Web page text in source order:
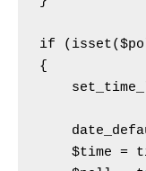
if
{
$time =